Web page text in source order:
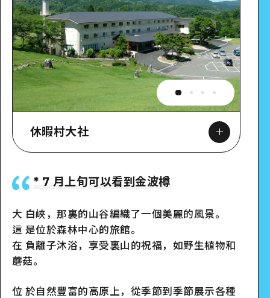
休暇村大社
詳細看看
* 7 月上旬可以看到金波樽
大 白峽，那裏的山谷編織了一個美麗的風景。
這 是位於森林中心的旅館。
在 負離子沐浴，享受裏山的祝福，如野生植物和
蘑菇。
位 於自然豐富的高原上，從季節到季節展示各種